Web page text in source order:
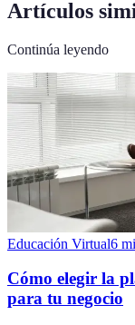
Artículos
Continúa leyendo
Educación Virtual6
Cómo elegir la
para tu negocio